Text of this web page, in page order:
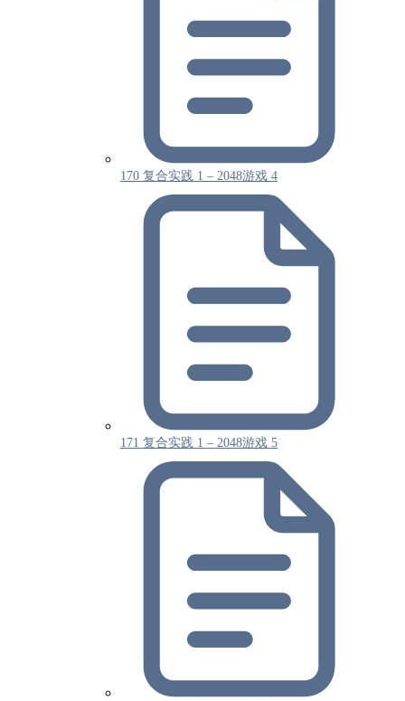
170 复合实践 1 – 2048游戏 4
171 复合实践 1 – 2048游戏 5